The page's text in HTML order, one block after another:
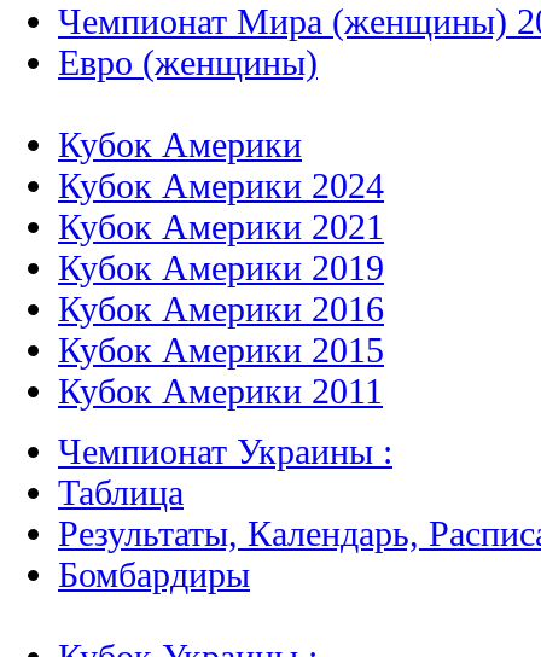
Чемпионат Мира (женщины)
Евро (женщины)
Кубок Америки
Кубок Америки 2024
Кубок Америки 2021
Кубок Америки 2019
Кубок Америки 2016
Кубок Америки 2015
Кубок Америки 2011
Чемпионат Украины :
Таблица
Результаты, Календарь,
Бомбардиры